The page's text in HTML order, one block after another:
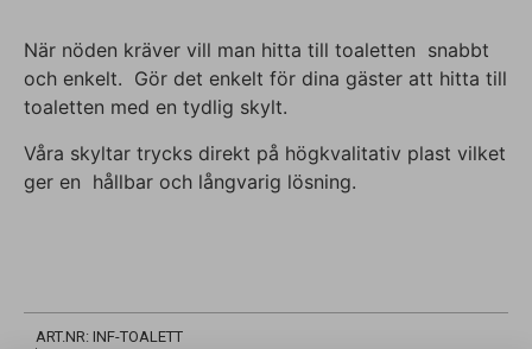
När nöden kräver vill man hitta till toaletten snabbt
och enkelt. Gör det enkelt för dina gäster att hitta till
toaletten med en tydlig skylt.
Våra skyltar trycks direkt på högkvalitativ plast vilket
ger en hållbar och långvarig lösning.
ART.NR: INF-TOALETT